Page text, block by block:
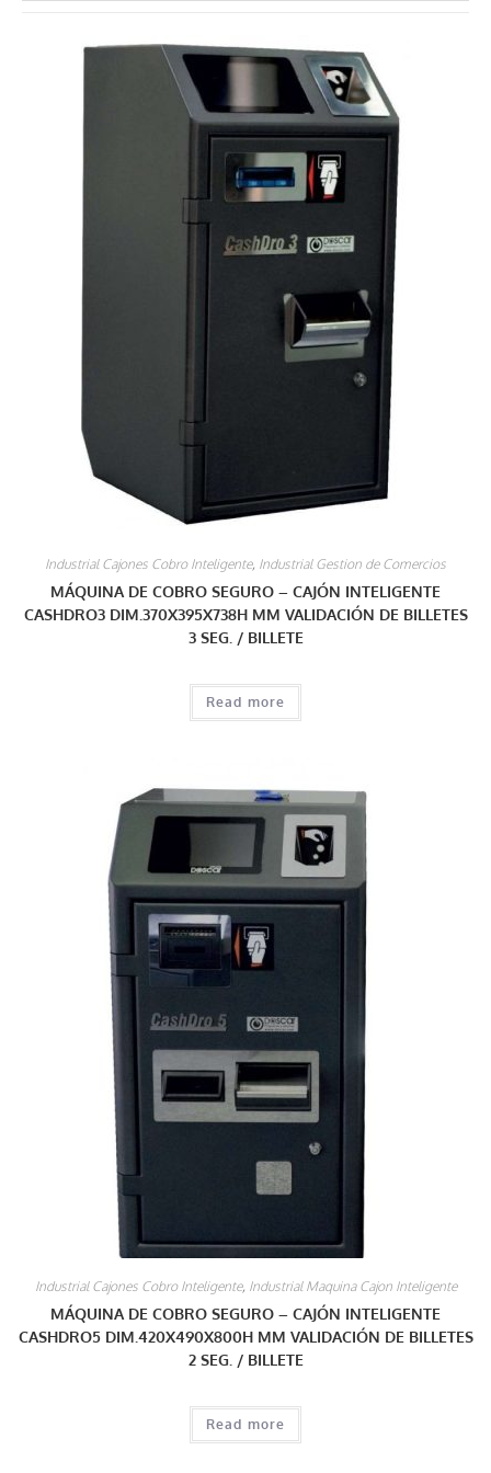
Industrial Cajones Cobro Inteligente, Industrial Gestion de Comercios
MÁQUINA DE COBRO SEGURO – CAJÓN INTELIGENTE
CASHDRO3 DIM.370X395X738H MM VALIDACIÓN DE BILLETES
3 SEG. / BILLETE
Read more
Industrial Cajones Cobro Inteligente, Industrial Maquina Cajon Inteligente
MÁQUINA DE COBRO SEGURO – CAJÓN INTELIGENTE
CASHDRO5 DIM.420X490X800H MM VALIDACIÓN DE BILLETES
2 SEG. / BILLETE
Read more